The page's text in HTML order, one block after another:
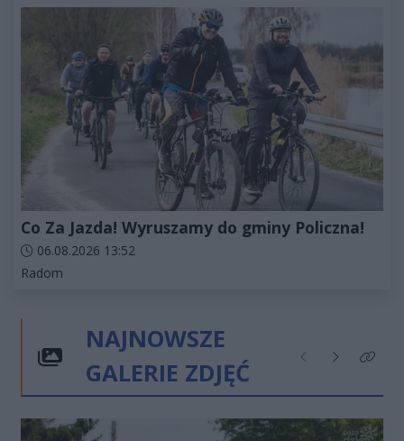
Co Za Jazda! Wyruszamy do gminy Policzna!
Data dodania artykułu:
06.08.2026 13:52
Kategorie artykułu:
Radom
NAJNOWSZE
GALERIE ZDJĘĆ
Poprzednie
NastępneKliknij